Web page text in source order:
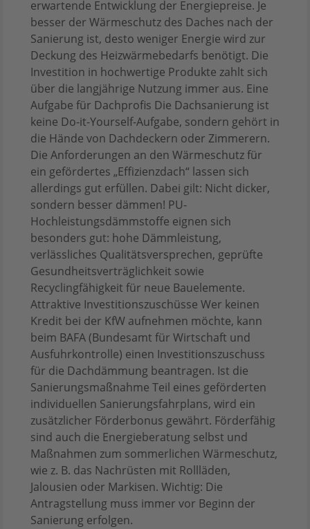
erwartende Entwicklung der Energiepreise. Je
besser der Wärmeschutz des Daches nach der
Sanierung ist, desto weniger Energie wird zur
Deckung des Heizwärmebedarfs benötigt. Die
Investition in hochwertige Produkte zahlt sich
über die langjährige Nutzung immer aus. Eine
Aufgabe für Dachprofis Die Dachsanierung ist
keine Do-it-Yourself-Aufgabe, sondern gehört in
die Hände von Dachdeckern oder Zimmerern.
Die Anforderungen an den Wärmeschutz für
ein gefördertes „Effizienzdach“ lassen sich
allerdings gut erfüllen. Dabei gilt: Nicht dicker,
sondern besser dämmen! PU-
Hochleistungsdämmstoffe eignen sich
besonders gut: hohe Dämmleistung,
verlässliches Qualitätsversprechen, geprüfte
Gesundheitsverträglichkeit sowie
Recyclingfähigkeit für neue Bauelemente.
Attraktive Investitionszuschüsse Wer keinen
Kredit bei der KfW aufnehmen möchte, kann
beim BAFA (Bundesamt für Wirtschaft und
Ausfuhrkontrolle) einen Investitionszuschuss
für die Dachdämmung beantragen. Ist die
Sanierungsmaßnahme Teil eines geförderten
individuellen Sanierungsfahrplans, wird ein
zusätzlicher Förderbonus gewährt. Förderfähig
sind auch die Energieberatung selbst und
Maßnahmen zum sommerlichen Wärmeschutz,
wie z. B. das Nachrüsten mit Rollläden,
Jalousien oder Markisen. Wichtig: Die
Antragstellung muss immer vor Beginn der
Sanierung erfolgen.